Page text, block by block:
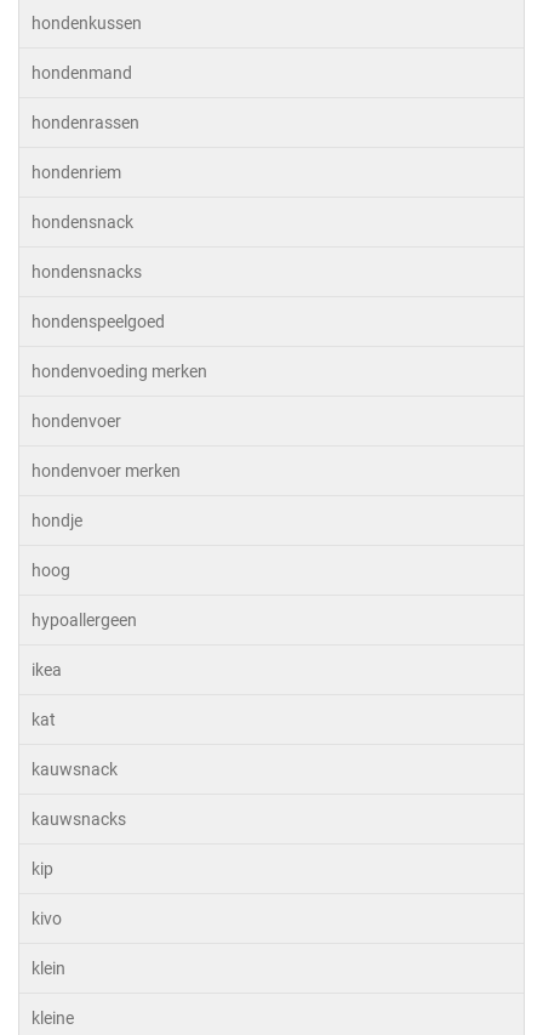
hondenkussen
hondenmand
hondenrassen
hondenriem
hondensnack
hondensnacks
hondenspeelgoed
hondenvoeding merken
hondenvoer
hondenvoer merken
hondje
hoog
hypoallergeen
ikea
kat
kauwsnack
kauwsnacks
kip
kivo
klein
kleine